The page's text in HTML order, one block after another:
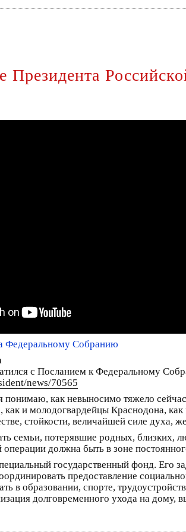
Президента
Федеральному Собранию
с Посланием к Федеральному
news/70565
как невыносимо тяжело
как и молодогвардейцы Краснодона,
стойкости, величайшей силе духа,
семьи, потерявшие родных, близких,
операции должна быть в зоне
государственный фонд. Его
предоставление
в образовании, спорте,
долговременного ухода на дому,